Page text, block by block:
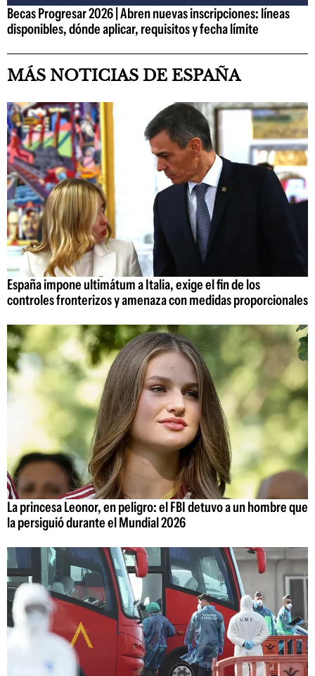
Becas Progresar 2026 | Abren nuevas inscripciones: líneas
disponibles, dónde aplicar, requisitos y fecha límite
MÁS NOTICIAS DE ESPAÑA
España impone ultimátum a Italia, exige el fin de los
controles fronterizos y amenaza con medidas proporcionales
La princesa Leonor, en peligro: el FBI detuvo a un hombre que
la persiguió durante el Mundial 2026